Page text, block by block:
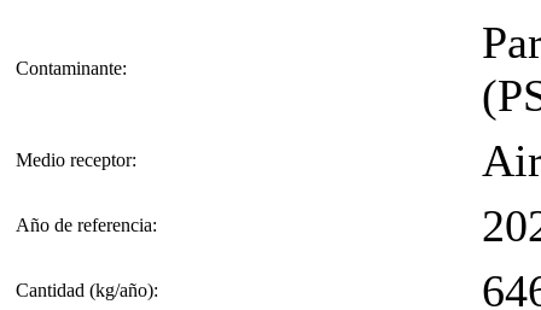
Contaminante:
Medio receptor:
Año de referencia:
Cantidad (kg/año):